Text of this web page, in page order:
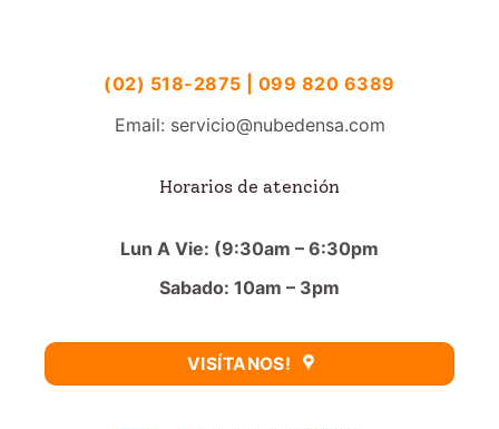
(02) 518-2875 | 099 820 6389
Email: servicio@nubedensa.com
Horarios de atención
Lun A Vie: (9:30am – 6:30pm
Sabado: 10am – 3pm
VISÍTANOS!